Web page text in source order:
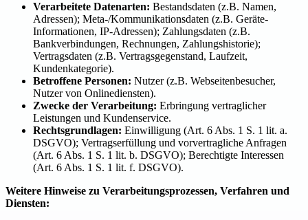
Verarbeitete Datenarten: Bestandsdaten (z.B. Namen,
Adressen); Meta-/Kommunikationsdaten (z.B. Geräte-
Informationen, IP-Adressen); Zahlungsdaten (z.B.
Bankverbindungen, Rechnungen, Zahlungshistorie);
Vertragsdaten (z.B. Vertragsgegenstand, Laufzeit,
Kundenkategorie).
Betroffene Personen: Nutzer (z.B. Webseitenbesucher,
Nutzer von Onlinediensten).
Zwecke der Verarbeitung: Erbringung vertraglicher
Leistungen und Kundenservice.
Rechtsgrundlagen: Einwilligung (Art. 6 Abs. 1 S. 1 lit. a.
DSGVO); Vertragserfüllung und vorvertragliche Anfragen
(Art. 6 Abs. 1 S. 1 lit. b. DSGVO); Berechtigte Interessen
(Art. 6 Abs. 1 S. 1 lit. f. DSGVO).
Weitere Hinweise zu Verarbeitungsprozessen, Verfahren und
Diensten: